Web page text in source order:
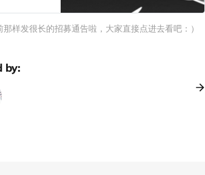
样发很长的招募通告啦，大家直接点进去看吧：）
by: